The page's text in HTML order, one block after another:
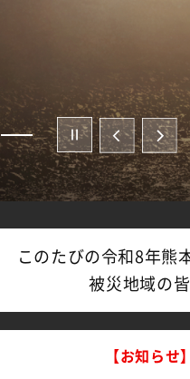
このたびの令和8年熊
被災地域の
【お知らせ】